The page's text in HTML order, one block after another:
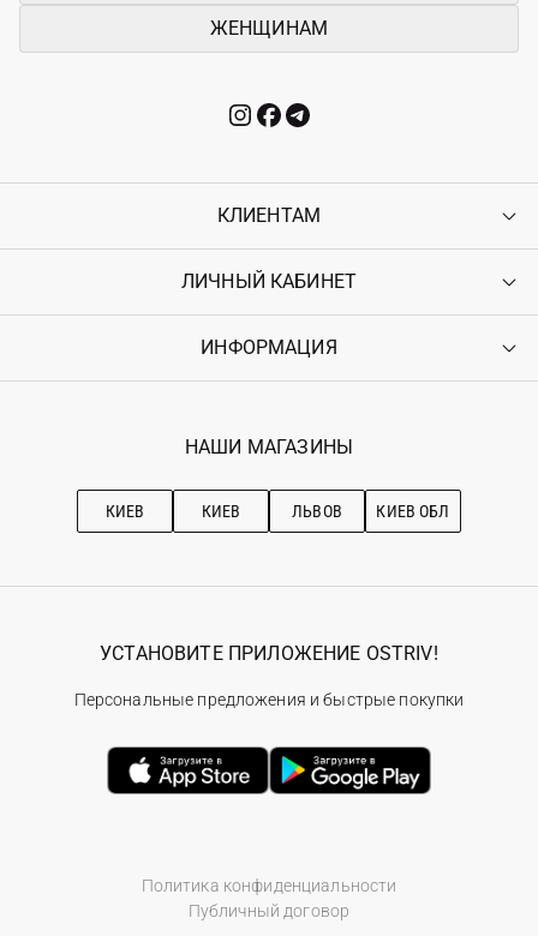
ЖЕНЩИНАМ
КЛИЕНТАМ
Контакты
Возврат
Гарантия
ЛИЧНЫЙ КАБИНЕТ
Войти
Ostriv Club+
ИНФОРМАЦИЯ
Наши магазини
Рекомендации по уходу
НАШИ МАГАЗИНЫ
КИЕВ КИЕВ ЛЬВОВ КИЕВ ОБЛ
Политика конфиденциальности
Публичный договор
УСТАНОВИТЕ ПРИЛОЖЕНИЕ OSTRIV!
Персональные предложения и быстрые покупки